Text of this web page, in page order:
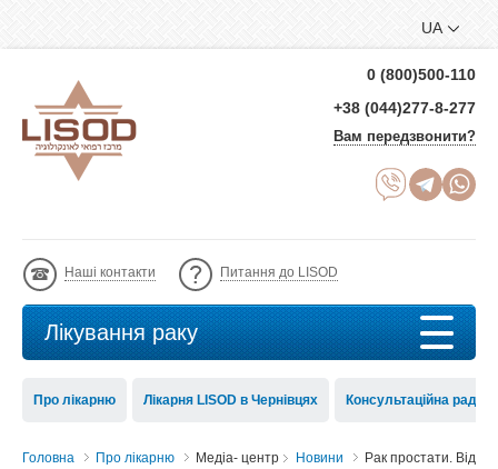
UA
0 (800)500-110
+38 (044)277-8-277
Вам передзвонити?
Наші контакти Питання до LISOD
Лікування раку
Про лікарню Лікарня LISOD в Чернівцях Консультаційна рада
Головна Про лікарню Медіа- центр Новини
Рак простати. Від